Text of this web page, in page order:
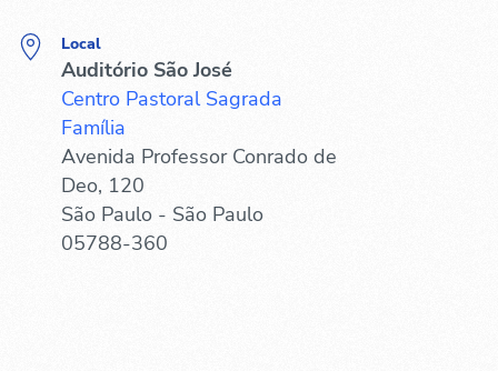
Local
Auditório São José
Centro Pastoral Sagrada
Família
Avenida Professor Conrado de
Deo, 120
São Paulo - São Paulo
05788-360